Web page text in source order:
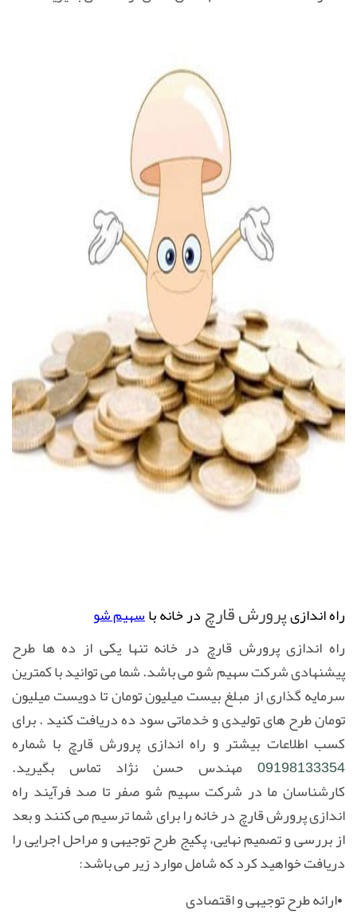
راهاندازیپرورش قارچدرخانهباسهیم شو
راه اندازی پرورش قارچ در خانه تنها یکی از ده ها طرح
پیشنهادی شرکت سهیم شو می باشد. شما می توانید با کمترین
سرمایه گذاری از مبلغ بیست میلیون تومان تا دویست میلیون
تومان طرح های تولیدی و خدماتی سود ده دریافت کنید . برای
کسب اطلاعات بیشتر و راه اندازی پرورش قارچ با شماره
09198133354 مهندس حسن نژاد تماس بگیرید.
کارشناسان ما در شرکت سهیم شو صفر تا صد فرآیند راه
اندازی پرورش قارچ در خانه را برای شما ترسیم می کنند و بعد
از بررسی و تصمیم نهایی، پکیج طرح توجیهی و مراحل اجرایی را
دریافت خواهید کرد که شامل موارد زیر می باشد:
•ارائه طرح توجیهی و اقتصادی